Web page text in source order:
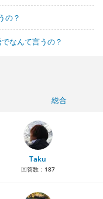
の？
なんて言うの？
総合
Taku
回答数： 187